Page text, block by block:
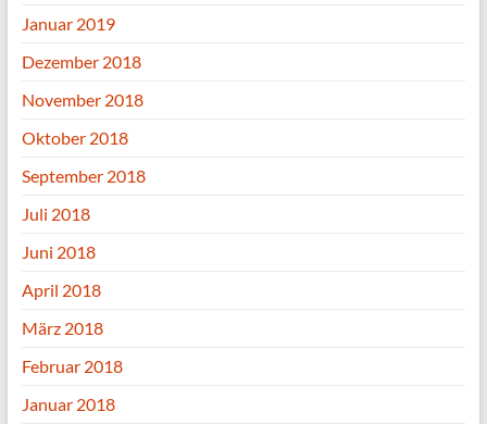
Januar 2019
Dezember 2018
November 2018
Oktober 2018
September 2018
Juli 2018
Juni 2018
April 2018
März 2018
Februar 2018
Januar 2018